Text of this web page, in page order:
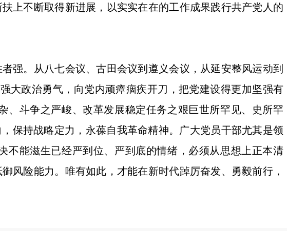
上不断取得新进展，以实实在在的工作成果践行共产党人的
。从八七会议、古田会议到遵义会议，从延安整风运动到
大政治勇气，向党内顽瘴痼疾开刀，把党建设得更加坚强有
斗争之严峻、改革发展稳定任务之艰巨世所罕见、史所罕
保持战略定力，永葆自我革命精神。广大党员干部尤其是领
不能滋生已经严到位、严到底的情绪，必须从思想上正本清
风险能力。唯有如此，才能在新时代踔厉奋发、勇毅前行，